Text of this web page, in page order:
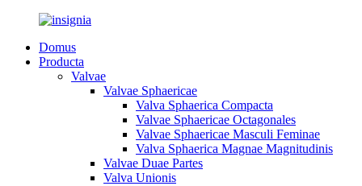
Domus
Producta
Valvae
Valvae Sphaericae
Valva Sphaerica Compacta
Valvae Sphaericae Octagonales
Valvae Sphaericae Masculi Feminae
Valva Sphaerica Magnae Magnitudinis
Valvae Duae Partes
Valva Unionis